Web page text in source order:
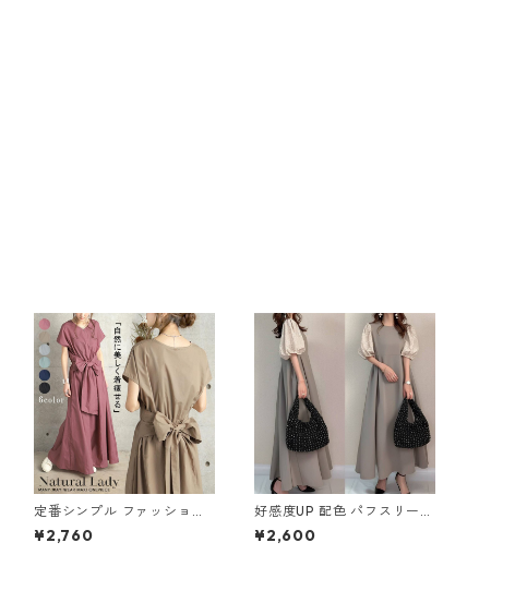
定番シンプル ファッション
半袖 バックリボン 6色展開
ワンピース m-734
¥2,760
好感度UP 配色 パフスリーブ
ラウンドネック Aライン ワ
ンピース m-757
¥2,600